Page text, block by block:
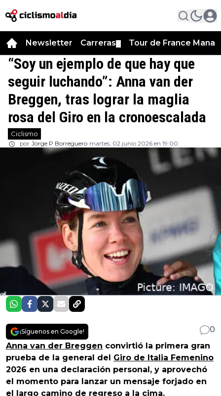
Newsletter Carreras Tour de France
“Soy un ejemplo de que hay que
seguir luchando”: Anna van der
Breggen, tras lograr la maglia
rosa del Giro en la cronoescalada
Ciclismo
por Jorge P Borreguero martes, 02 junio 2026 en 19:00
¡Síguenos en Google!
0
Anna van der Breggen convirtió la primera gran
prueba de la general del Giro de Italia Femenino
2026 en una declaración personal, y aprovechó
el momento para lanzar un mensaje forjado en
el largo camino de regreso a la cima.